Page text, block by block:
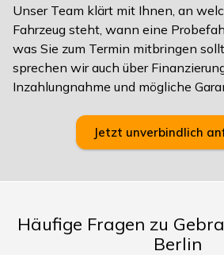
Unser Team klärt mit Ihnen, an
Fahrzeug steht, wann eine
was Sie zum Termin mitbringen
sprechen wir auch über
Inzahlungnahme und mögliche
Jetzt unverbindlich
Häufige Fragen zu
Berlin